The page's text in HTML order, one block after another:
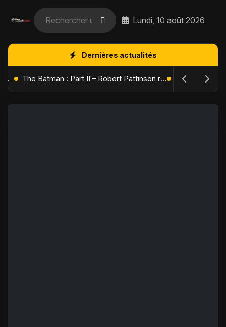
Lundi, 10 août 2026
Dernières actualités
L'Âge de Glace : Le Réveil du Volcan – Manny, Sid et Diego de retour pour une aventure explosive The Batman : Part II – Robert Pattinson replonge dans les ténèbres de Gotham dès octobre 2027